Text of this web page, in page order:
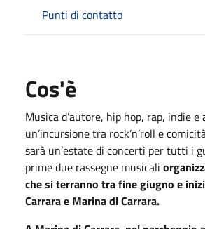
Punti di contatto
Cos'è
Musica d’autore, hip hop, rap, indie e
un’incursione tra rock’n’roll e
sarà un’estate di concerti per tutti i
prime due rassegne musicali
che si terranno tra fine giugno e
Carrara e Marinadi Carrara.